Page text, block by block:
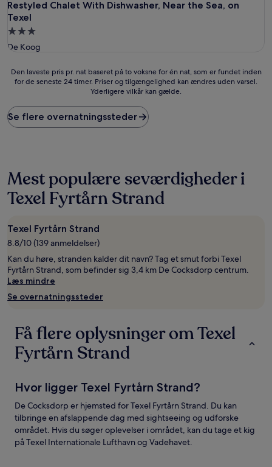
Restyled Chalet With Dishwasher, Near the Sea, on
Texel
Restyled Chalet With Dishwasher, Near the Sea, on Texel
3.0-
stjernet
De Koog
Den
laveste
pr.
nat
baseret
for
én
nat,
som
fundet
for
de
seneste
24
Priser
kan
ændres
uden
vilkår
kan
gælde.
Den laveste pris pr. nat baseret på to voksne for én nat, som er fundet inden
for de seneste 24 timer. Priser og tilgængelighed kan ændres uden varsel.
Yderligere vilkår kan gælde.
Se flere overnatningssteder
Mest populære seværdigheder i
Texel Fyrtårn Strand
Texel Fyrtårn Strand
8.8/10 (139 anmeldelser)
Kan du høre, stranden kalder dit navn? Tag et smut forbi Texel
Fyrtårn Strand, som befinder sig 3,4 km De Cocksdorp centrum.
Læs mindre
Se overnatningssteder
Få flere oplysninger om Texel
Fyrtårn Strand
Hvor ligger Texel Fyrtårn Strand?
De Cocksdorp er hjemsted for Texel Fyrtårn Strand. Du kan
tilbringe en afslappende dag med sightseeing og udforske
området. Hvis du søger oplevelser i området, kan du tage et kig
på Texel Internationale Lufthavn og Vadehavet.